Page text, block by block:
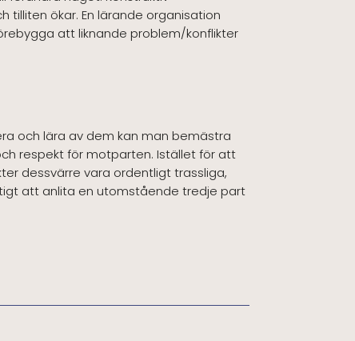
ökar. En lärande organisation
att liknande problem/konflikter
och lära av dem kan man bemästra
respekt för motparten. Istället för att
dessvärre vara ordentligt trassliga,
att anlita en utomstående tredje part